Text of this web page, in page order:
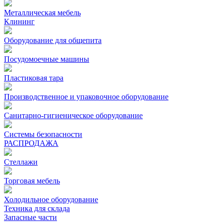
Металлическая мебель
Клининг
Оборудование для общепита
Посудомоечные машины
Пластиковая тара
Производственное и упаковочное оборудование
Санитарно-гигиеническое оборудование
Системы безопасности
РАСПРОДАЖА
Стеллажи
Торговая мебель
Холодильное оборудование
Техника для склада
Запасные части